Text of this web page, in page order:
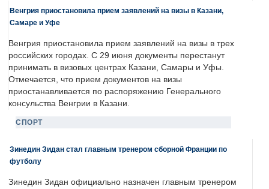
Венгрия приостановила прием заявлений на визы в Казани,
Самаре и Уфе
Венгрия приостановила прием заявлений на визы в трех
российских городах. С 29 июня документы перестанут
принимать в визовых центрах Казани, Самары и Уфы.
Отмечается, что прием документов на визы
приостанавливается по распоряжению Генерального
консульства Венгрии в Казани.
СПОРТ
Зинедин Зидан стал главным тренером сборной Франции по
футболу
Зинедин Зидан официально назначен главным тренером